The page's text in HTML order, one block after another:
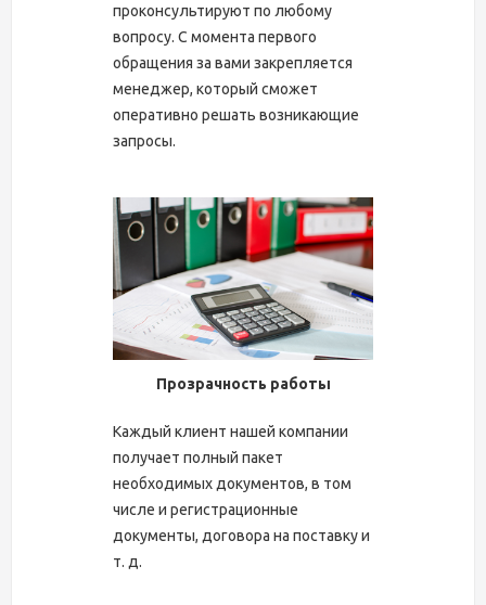
проконсультируют по любому
вопросу. С момента первого
обращения за вами закрепляется
менеджер, который сможет
оперативно решать возникающие
запросы.
Прозрачность работы
Каждый клиент нашей компании
получает полный пакет
необходимых документов, в том
числе и регистрационные
документы, договора на поставку и
т. д.